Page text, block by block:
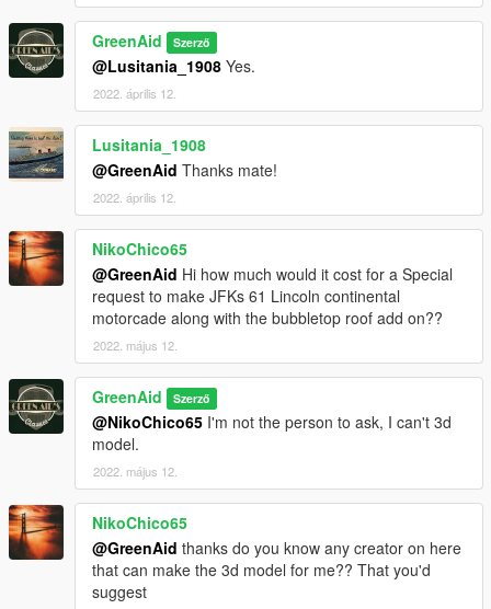
GreenAid Szerző
@Lusitania_1908 Yes.
2022. április 12.
Lusitania_1908
@GreenAid Thanks mate!
2022. április 12.
NikoChico65
@GreenAid Hi how much would it cost for a Special
request to make JFKs 61 Lincoln continental
motorcade along with the bubbletop roof add on??
2022. május 12.
GreenAid Szerző
@NikoChico65 I'm not the person to ask, I can't 3d
model.
2022. május 12.
NikoChico65
@GreenAid thanks do you know any creator on here
that can make the 3d model for me?? That you'd
suggest